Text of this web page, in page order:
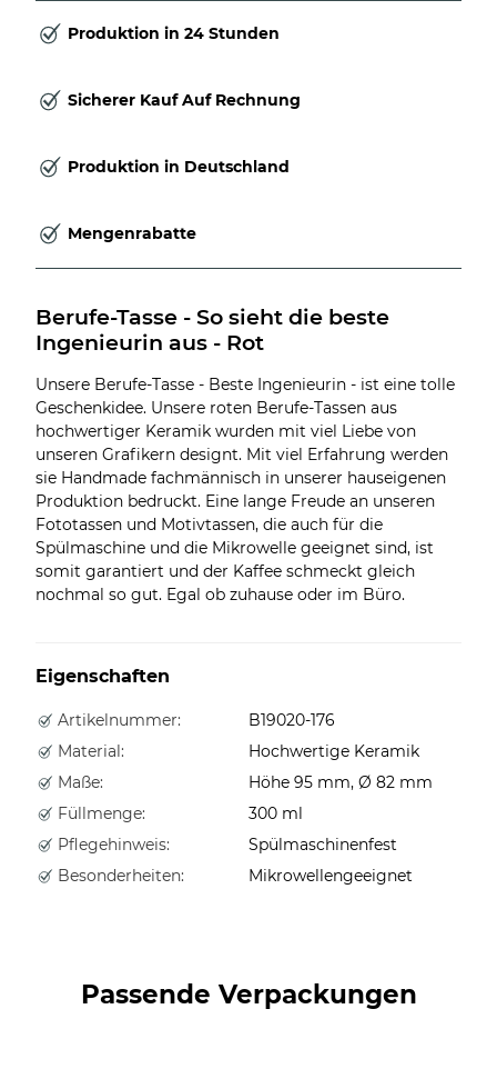
Produktion in 24 Stunden
Sicherer Kauf Auf Rechnung
Produktion in Deutschland
Mengenrabatte
Berufe-Tasse - So sieht die beste
Ingenieurin aus - Rot
Unsere Berufe-Tasse - Beste Ingenieurin - ist eine tolle
Geschenkidee. Unsere roten Berufe-Tassen aus
hochwertiger Keramik wurden mit viel Liebe von
unseren Grafikern designt. Mit viel Erfahrung werden
sie Handmade fachmännisch in unserer hauseigenen
Produktion bedruckt. Eine lange Freude an unseren
Fototassen und Motivtassen, die auch für die
Spülmaschine und die Mikrowelle geeignet sind, ist
somit garantiert und der Kaffee schmeckt gleich
nochmal so gut. Egal ob zuhause oder im Büro.
Eigenschaften
Artikelnummer:
B19020-176
Material:
Hochwertige Keramik
Maße:
Höhe 95 mm, Ø 82 mm
Füllmenge:
300 ml
Pflegehinweis:
Spülmaschinenfest
Besonderheiten:
Mikrowellengeeignet
Passende Verpackungen